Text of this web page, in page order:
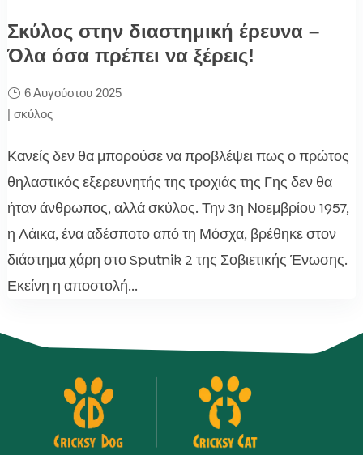
Σκύλος στην διαστημική έρευνα –
Όλα όσα πρέπει να ξέρεις!
6 Αυγούστου 2025
| σκύλος
Κανείς δεν θα μπορούσε να προβλέψει πως ο πρώτος
θηλαστικός εξερευνητής της τροχιάς της Γης δεν θα
ήταν άνθρωπος, αλλά σκύλος. Την 3η Νοεμβρίου 1957,
η Λάικα, ένα αδέσποτο από τη Μόσχα, βρέθηκε στον
διάστημα χάρη στο Sputnik 2 της Σοβιετικής Ένωσης.
Εκείνη η αποστολή...